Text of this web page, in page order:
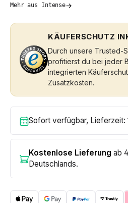
Mehr aus Intense→
KÄUFERSCHUTZ
Durch unsere Trusted-
profitierst du bei jeder
integrierten
Zusatzkosten.
Sofort verfügbar, Lieferzeit:
Kostenlose Lieferung ab
Deutschlands.